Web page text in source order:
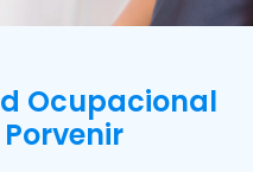
Ocupacional